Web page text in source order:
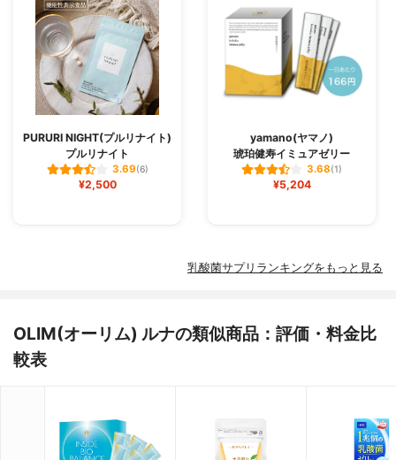
PURURI NIGHT(プルリナイト)
プルリナイト
3.69(6)
¥2,500
yamano(ヤマノ)
琥珀健寿イミュアゼリー
3.68(1)
¥5,204
乳酸菌サプリランキングをもっと見る
OLIM(オーリム) ルナの類似商品：評価・料金比
較表